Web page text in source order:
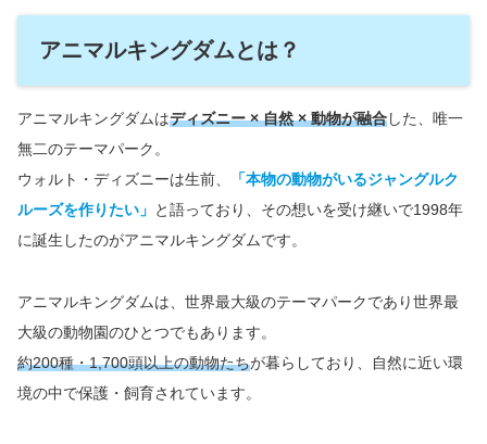
アニマルキングダムとは？
アニマルキングダムはディズニー × 自然 × 動物が融合した、唯一
無二のテーマパーク。
ウォルト・ディズニーは生前、
「本物の動物がいるジャングルク
ルーズを作りたい」 と語っており、その想いを受け継いで1998年
に誕生したのがアニマルキングダムです。
アニマルキングダムは、世界最大級のテーマパークであり世界最
大級の動物園のひとつでもあります。
約200種・1,700頭以上の動物たちが暮らしており、自然に近い環
境の中で保護・飼育されています。